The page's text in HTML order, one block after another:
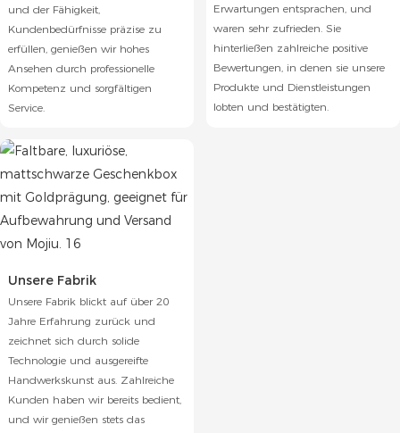
und der Fähigkeit,
Kundenbedürfnisse präzise zu
erfüllen, genießen wir hohes
Ansehen durch professionelle
Kompetenz und sorgfältigen
Service.
Erwartungen entsprachen, und
waren sehr zufrieden. Sie
hinterließen zahlreiche positive
Bewertungen, in denen sie unsere
Produkte und Dienstleistungen
lobten und bestätigten.
Unsere Fabrik
Unsere Fabrik blickt auf über 20
Jahre Erfahrung zurück und
zeichnet sich durch solide
Technologie und ausgereifte
Handwerkskunst aus. Zahlreiche
Kunden haben wir bereits bedient,
und wir genießen stets das